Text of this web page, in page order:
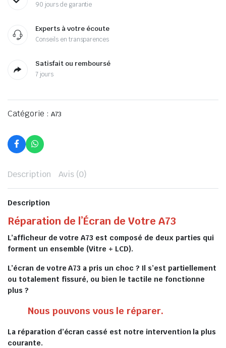
90 jours de garantie
Experts à votre écoute
Conseils en transparences
Satisfait ou remboursé
7 jours
Catégorie : A73
Description Avis (0)
Description
Réparation de l’Écran de Votre A73
L’afficheur de votre A73 est composé de deux parties qui
forment un ensemble (Vitre + LCD).
L’écran de votre A73 a pris un choc ? Il s’est partiellement
ou totalement fissuré, ou bien le tactile ne fonctionne
plus ?
Nous pouvons vous le réparer.
La réparation d’écran cassé est notre intervention la plus
courante.